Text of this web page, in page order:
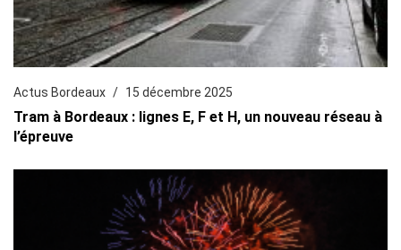
Actus Bordeaux 15 décembre 2025
Tram à Bordeaux : lignes E, F et H, un nouveau réseau à
l’épreuve